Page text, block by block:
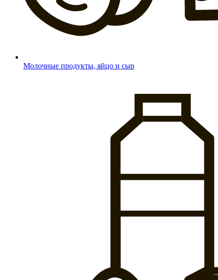
Молочные продукты, яйцо и сыр